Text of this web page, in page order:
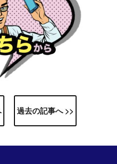
過去の記事へ >>